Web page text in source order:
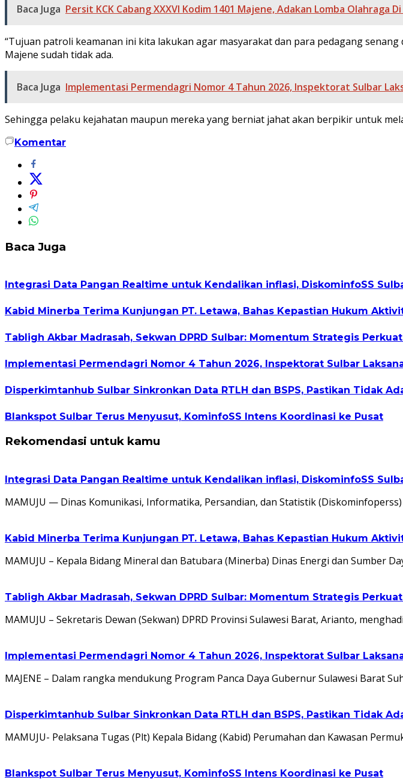
Baca Juga Persit KCK Cabang XXXVI Kodim 1401 Majene, Adakan Lomba Olahraga
“Tujuan patroli keamanan ini kita lakukan agar masyarakat dan para pedagang
Majene sudah tidak ada.
Baca Juga Implementasi Permendagri Nomor 4 Tahun 2026, Inspektorat Sulbar
Sehingga pelaku kejahatan maupun mereka yang berniat jahat akan berpikir untuk
Komentar
Baca Juga
Integrasi Data Pangan Realtime untuk Kendalikan inflasi, DiskominfoSS
Kabid Minerba Terima Kunjungan PT. Letawa, Bahas Kepastian Hukum
Tabligh Akbar Madrasah, Sekwan DPRD Sulbar: Momentum Strategis
Implementasi Permendagri Nomor 4 Tahun 2026, Inspektorat Sulbar
Disperkimtanhub Sulbar Sinkronkan Data RTLH dan BSPS, Pastikan Tidak
Blankspot Sulbar Terus Menyusut, KominfoSS Intens Koordinasi ke Pusat
Rekomendasi untuk kamu
Integrasi Data Pangan Realtime untuk Kendalikan inflasi, DiskominfoSS
MAMUJU — Dinas Komunikasi, Informatika, Persandian, dan Statistik
Kabid Minerba Terima Kunjungan PT. Letawa, Bahas Kepastian Hukum
MAMUJU – Kepala Bidang Mineral dan Batubara (Minerba) Dinas Energi dan Sumber
Tabligh Akbar Madrasah, Sekwan DPRD Sulbar: Momentum Strategis
MAMUJU – Sekretaris Dewan (Sekwan) DPRD Provinsi Sulawesi Barat, Arianto,
Implementasi Permendagri Nomor 4 Tahun 2026, Inspektorat Sulbar
MAJENE – Dalam rangka mendukung Program Panca Daya Gubernur Sulawesi Barat
Disperkimtanhub Sulbar Sinkronkan Data RTLH dan BSPS, Pastikan Tidak
MAMUJU- Pelaksana Tugas (Plt) Kepala Bidang (Kabid) Perumahan dan Kawasan
Blankspot Sulbar Terus Menyusut, KominfoSS Intens Koordinasi ke Pusat